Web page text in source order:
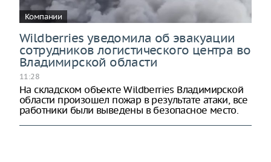
Компании
Wildberries уведомила об эвакуации
сотрудников логистического центра во
Владимирской области
11:28
На складском объекте Wildberries Владимирской
области произошел пожар в результате атаки, все
работники были выведены в безопасное место.